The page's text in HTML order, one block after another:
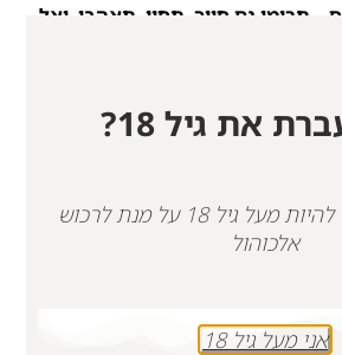
– תרימו גם חיוך. תחיו, תאהבו, ואל
זו צוואתו.
את גיל 18?
על פי חוק, עליך להיות מעל גיל 18 על מנת לרכוש
אלכוהול
אני מעל גיל 18